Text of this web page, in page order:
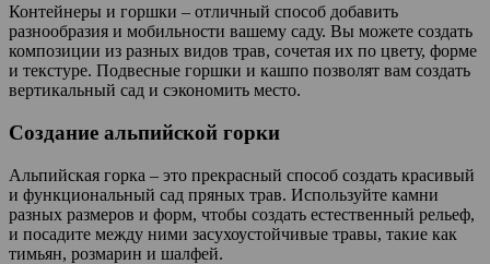
Контейнеры и горшки – отличный способ добавить
разнообразия и мобильности вашему саду. Вы можете создать
композиции из разных видов трав, сочетая их по цвету, форме
и текстуре. Подвесные горшки и кашпо позволят вам создать
вертикальный сад и сэкономить место.
Создание альпийской горки
Альпийская горка – это прекрасный способ создать красивый
и функциональный сад пряных трав. Используйте камни
разных размеров и форм, чтобы создать естественный рельеф,
и посадите между ними засухоустойчивые травы, такие как
тимьян, розмарин и шалфей.